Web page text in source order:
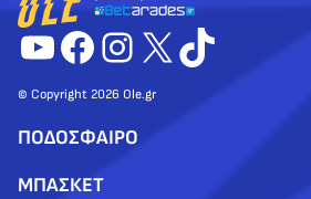
YouTube
Facebook
Instagram
X TikTok
© Copyright 2026 Ole.gr
ΠΟΔΟΣΦΑΙΡΟ
ΜΠΑΣΚΕΤ